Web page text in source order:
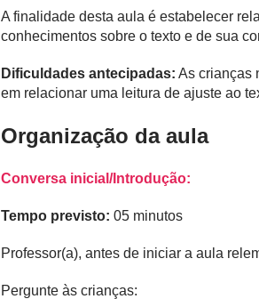
A finalidade desta aula é estabelecer
conhecimentos sobre o texto e de sua
Dificuldades antecipadas: As crianças
em relacionar uma leitura de ajuste ao
Organização da aula
Conversa inicial/Introdução:
Tempo previsto: 05 minutos
Professor(a), antes de iniciar a aula
Pergunte às crianças: